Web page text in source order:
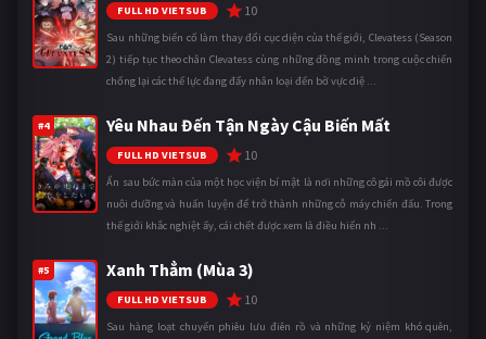
FULL HD VIETSUB 10
Sau những biến cố làm thay đổi cục diện của thế giới, Clevatess (Season
2) tiếp tục theo chân Clevatess cùng những đồng minh trong cuộc chiến
chống lại các thế lực đang đẩy nhân loại đến bờ vực diệ ...
#4 Yêu Nhau Đến Tận Ngày Cậu Biến Mất
FULL HD VIETSUB 10
Ẩn sau bức màn của một học viện bí mật là nơi những cô gái mồ côi được
nuôi dưỡng và huấn luyện để trở thành những cỗ máy chiến đấu. Trong
thế giới khắc nghiệt ấy, cái chết được xem là điều hiển nh ...
#5 Xanh Thẳm (Mùa 3)
FULL HD VIETSUB 10
Sau hàng loạt chuyến phiêu lưu điên rồ và những kỷ niệm khó quên,